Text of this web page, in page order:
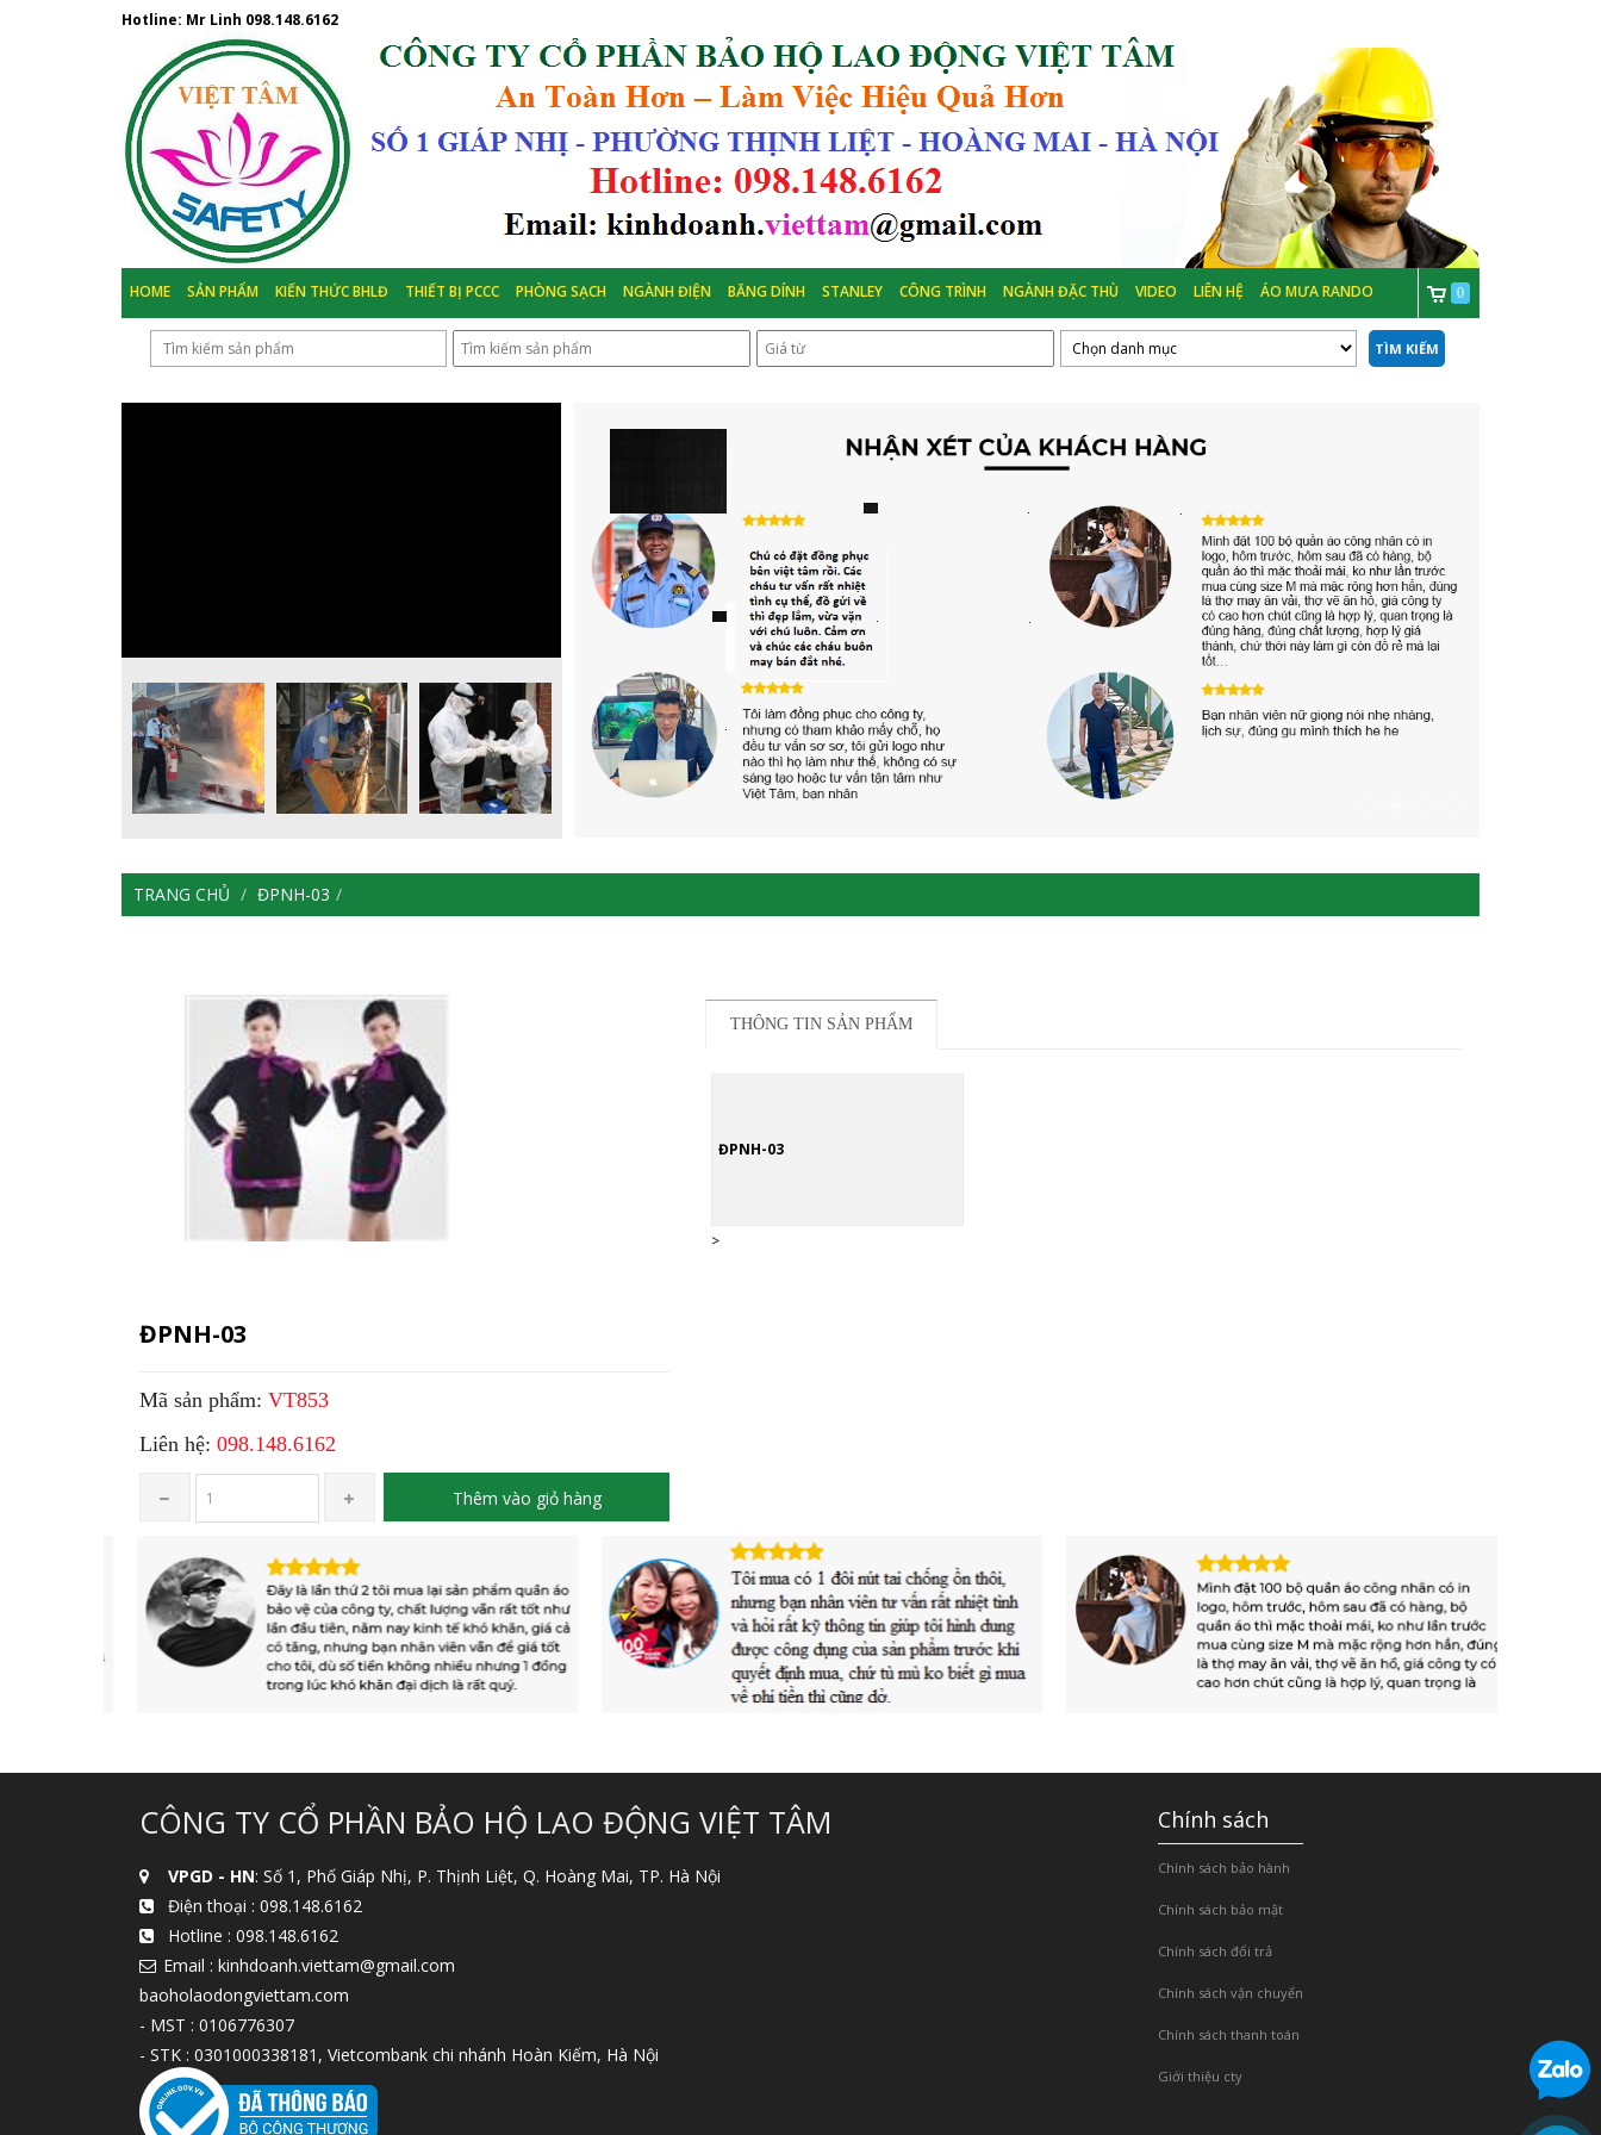
Hotline: Mr Linh 098.148.6162
HOME SẢN PHẨM KIẾN THỨC BHLĐ THIẾT BỊ PCCC PHÒNG SẠCH NGÀNH ĐIỆN BĂNG DÍNH STANLEY CÔNG TRÌNH NGÀNH ĐẶC THÙ VIDEO LIÊN HỆ ÁO MƯA RANDO 0
TÌM KIẾM
TRANG CHỦ ĐPNH-03
ĐPNH-03
Mã sản phẩm: VT853
Liên hệ: 098.148.6162
Thêm vào giỏ hàng
THÔNG TIN SẢN PHẨM
ĐPNH-03
>
CÔNG TY CỔ PHẦN BẢO HỘ LAO ĐỘNG VIỆT TÂM
VPGD - HN: Số 1, Phố Giáp Nhị, P. Thịnh Liệt, Q. Hoàng Mai, TP. Hà Nội
Điện thoại : 098.148.6162
Hotline : 098.148.6162
Email : kinhdoanh.viettam@gmail.com
baoholaodongviettam.com
- MST : 0106776307
- STK : 0301000338181, Vietcombank chi nhánh Hoàn Kiếm, Hà Nội
Chính sách
Chính sách bảo hành
Chính sách bảo mật
Chính sách đổi trả
Chính sách vận chuyển
Chính sách thanh toán
Giới thiệu cty